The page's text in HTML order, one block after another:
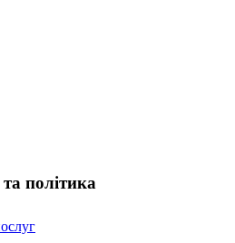
політика